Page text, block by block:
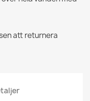
att returnera